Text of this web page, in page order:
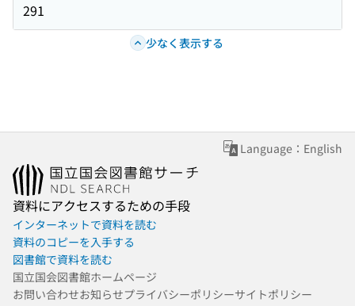
291
少なく表示する
Language：English
資料にアクセスするための手段
インターネットで資料を読む
資料のコピーを入手する
図書館で資料を読む
国立国会図書館ホームページ
お問い合わせお知らせプライバシーポリシーサイトポリシー